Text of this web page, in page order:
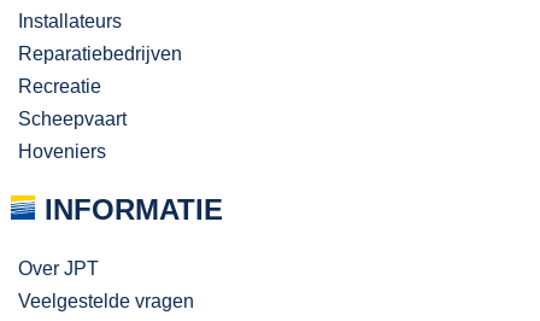
Installateurs
Reparatiebedrijven
Recreatie
Scheepvaart
Hoveniers
INFORMATIE
Over JPT
Veelgestelde vragen